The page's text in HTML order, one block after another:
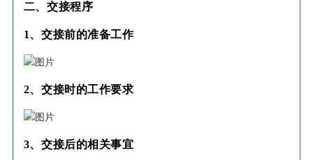
二、 交接程序
1、交接前的准备工作
2、交接时的工作要求
3、交接后的相关事宜